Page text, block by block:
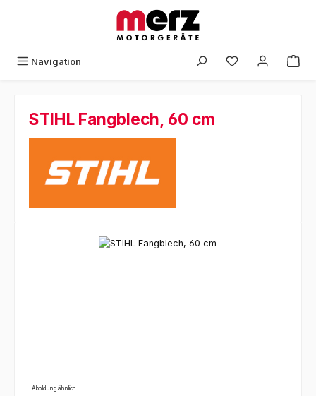
Navigation
STIHL Fangblech, 60 cm
Bildergalerie überspringen
Abbildung ähnlich